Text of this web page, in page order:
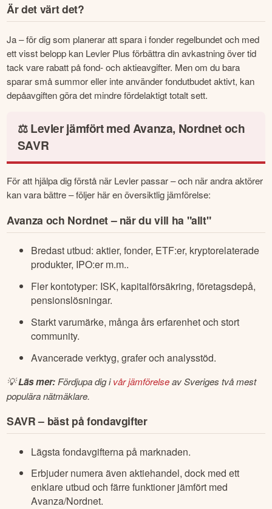
Är det värt det?
Ja – för dig som planerar att spara i fonder regelbundet och med
ett visst belopp kan Levler Plus förbättra din avkastning över tid
tack vare rabatt på fond- och aktieavgifter. Men om du bara
sparar små summor eller inte använder fondutbudet aktivt, kan
depåavgiften göra det mindre fördelaktigt totalt sett.
⚖️ Levler jämfört med Avanza, Nordnet och
SAVR
För att hjälpa dig förstå när Levler passar – och när andra aktörer
kan vara bättre – följer här en översiktlig jämförelse:
Avanza och Nordnet – när du vill ha "allt"
Bredast utbud: aktier, fonder, ETF:er, kryptorelaterade
produkter, IPO:er m.m..
Fler kontotyper: ISK, kapitalförsäkring, företagsdepå,
pensionslösningar.
Starkt varumärke, många års erfarenhet och stort
community.
Avancerade verktyg, grafer och analysstöd.
💡 Läs mer: Fördjupa dig i vår jämförelse av Sveriges två mest
populära nätmäklare.
SAVR – bäst på fondavgifter
Lägsta fondavgifterna på marknaden.
Erbjuder numera även aktiehandel, dock med ett
enklare utbud och färre funktioner jämfört med
Avanza/Nordnet.